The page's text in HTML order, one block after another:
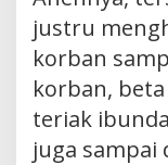
justru
korban
korban,
teriak
juga sampai